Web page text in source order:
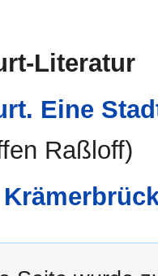
Literatur
Eine
Raßloff)